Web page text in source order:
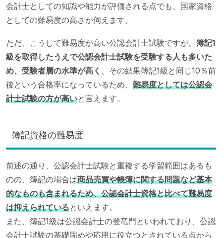
会計士としての知識や能力が評価される点でも、国家資格
としての難易度の高さが伺えます。
ただ、こうして難易度が高い公認会計士試験ですが、 簿記1
級を取得したうえで公認会計士試験を受験する人も多いた
め、受験者層の水準が高く
、その結果簿記1級と同じ10％前
後という合格率になっているため、 難易度としては公認会
計士試験の方が高いと言えます。
簿記資格の難易度
前述の通り、公認会計士試験と重複する学習範囲はあるも
のの、簿記の場合は商品売買や帳簿に関する問題など基本
的なものも含まれるため、公認会計士資格と比べて難易度
は抑えられているといえます。
また、簿記1級は公認会計士の登竜門といわれており、公認
会計士試験の基礎固めや応用に役立つとされている点から